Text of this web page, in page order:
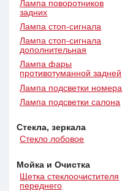
Лампа поворотников
задних
Лампа стоп-сигнала
Лампа стоп-сигнала
дополнительная
Лампа фары
противотуманной задней
Лампа подсветки номера
Лампа подсветки салона
Стекла, зеркала
Стекло лобовое
Мойка и Очистка
Щетка стеклоочистителя
переднего